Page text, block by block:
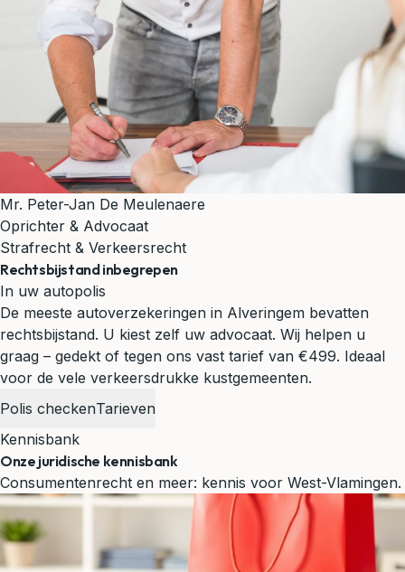
Mr. Peter-Jan De Meulenaere
Oprichter & Advocaat
Strafrecht & Verkeersrecht
Rechtsbijstand inbegrepen
In uw autopolis
De meeste autoverzekeringen in Alveringem bevatten
rechtsbijstand. U kiest zelf uw advocaat. Wij helpen u
graag – gedekt of tegen ons vast tarief van €499. Ideaal
voor de vele verkeersdrukke kustgemeenten.
Polis checkenTarieven
Kennisbank
Onze juridische kennisbank
Consumentenrecht en meer: kennis voor West-Vlamingen.